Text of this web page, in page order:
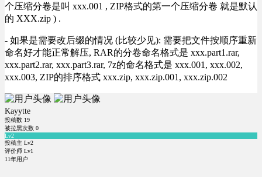
个压缩分卷是叫 xxx.001 , ZIP格式的第一个压缩分卷 就是默认
的 XXX.zip ) .
- 如果是需要改后缀的情况 (比较少见): 需要把文件按顺序重新
命名好才能正常解压, RAR的分卷命名格式是 xxx.part1.rar,
xxx.part2.rar, xxx.part3.rar, 7z的命名格式是 xxx.001, xxx.002,
xxx.003, ZIP的排序格式 xxx.zip, xxx.zip.001, xxx.zip.002
Kayytte
投稿数 19
被拉黑次数 0
Lv2
投稿主 Lv2
评价师 Lv1
11年用户